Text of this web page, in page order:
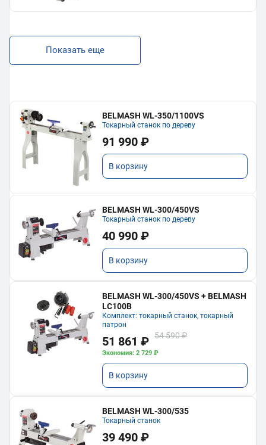
Показать еще
BELMASH WL-350/1100VS
Токарный станок по дереву
91 990 ₽
В корзину
BELMASH WL-300/450VS
Токарный станок по дереву
40 990 ₽
В корзину
BELMASH WL-300/450VS + BELMASH
LC100B
Комплект: токарный станок, токарный
патрон
51 861 ₽ 54 590 ₽
Экономия: 2 729 ₽
В корзину
BELMASH WL-300/535
Токарный станок
39 490 ₽